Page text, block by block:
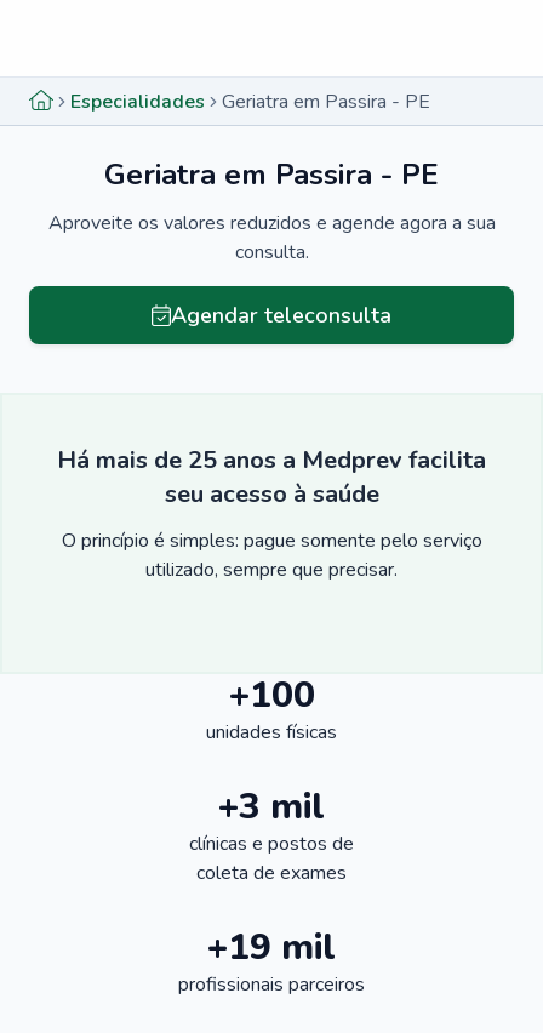
Especialidades Geriatra em Passira - PE
Geriatra em Passira - PE
Aproveite os valores reduzidos e agende agora a sua
consulta.
Agendar teleconsulta
Há mais de 25 anos a Medprev facilita
seu acesso à saúde
O princípio é simples: pague somente pelo serviço
utilizado, sempre que precisar.
+100
unidades físicas
+3 mil
clínicas e postos de
coleta de exames
+19 mil
profissionais parceiros